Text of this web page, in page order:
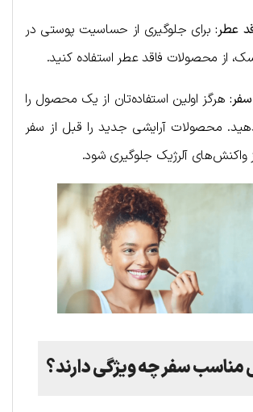
برای جلوگیری از حساسیت پوستی در
از محصولات فاقد عطر استفاده کنید.
هرگز اولین استفاده‌تان از یک محصول را
محصولات آرایشی جدید را قبل از سفر
واکنش‌های آلرژیک جلوگیری شود.
مناسب سفر چه ویژگی دارند؟